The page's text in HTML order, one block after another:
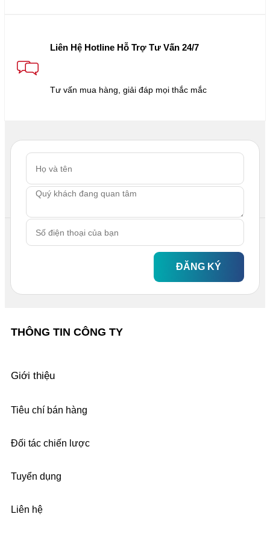
Liên Hệ Hotline Hỗ Trợ Tư Vấn 24/7
Tư vấn mua hàng, giải đáp mọi thắc mắc
ĐĂNG KÝ
THÔNG TIN CÔNG TY
Giới thiệu
Tiêu chí bán hàng
Đối tác chiến lược
Tuyển dụng
Liên hệ